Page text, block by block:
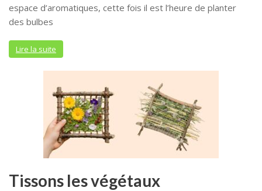
espace d’aromatiques, cette fois il est l’heure de planter
des bulbes
Lire la suite
Tissons les végétaux